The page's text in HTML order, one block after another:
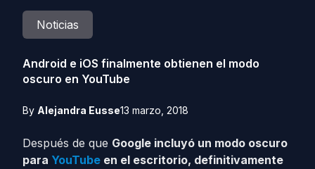
Noticias
Android e iOS finalmente obtienen el modo
oscuro en YouTube
By Alejandra Eusse13 marzo, 2018
Después de que Google incluyó un modo oscuro
para YouTube en el escritorio, definitivamente